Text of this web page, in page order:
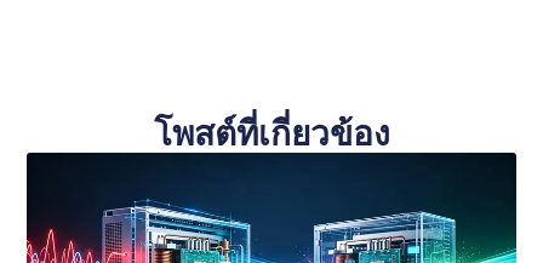
โพสต์ที่เกี่ยวข้อง